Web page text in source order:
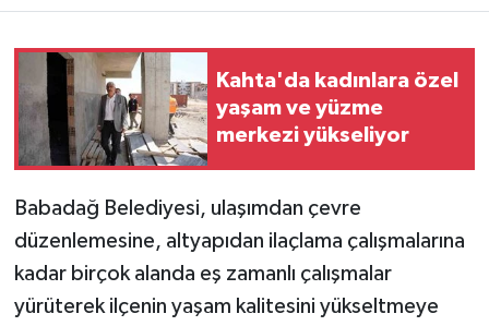
Kahta'da kadınlara özel
yaşam ve yüzme
merkezi yükseliyor
Babadağ Belediyesi, ulaşımdan çevre
düzenlemesine, altyapıdan ilaçlama çalışmalarına
kadar birçok alanda eş zamanlı çalışmalar
yürüterek ilçenin yaşam kalitesini yükseltmeye